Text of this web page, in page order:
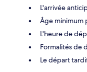
L'arrivée
Âge minimum
L'heure de
Formalités de
Le départ